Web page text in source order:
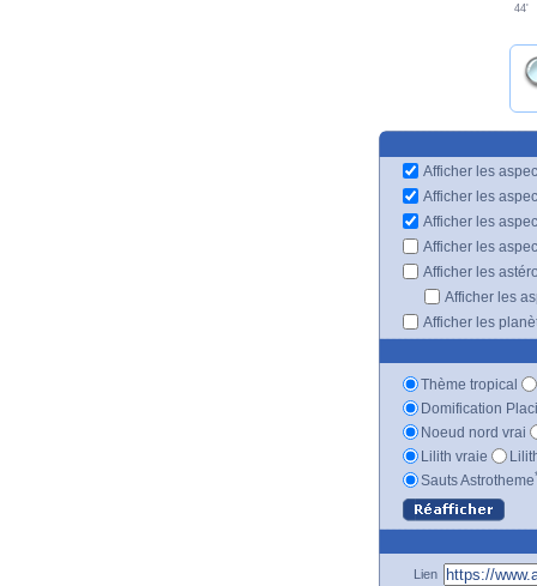
44'
Afficher les
Afficher les
Afficher les
Afficher les
Afficher les
Afficher les
Afficher les
Thème tropical
Domification
Noeud nord vrai
Lilith vraie
Sauts Astrotheme
Lien